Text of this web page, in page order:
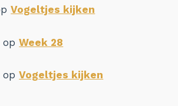
Vogeltjes kijken
opWeek 28
opVogeltjes kijken